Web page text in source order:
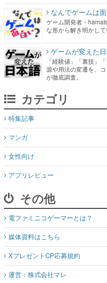
なんでゲームは
ゲーム開発者・
な形から解き明かし
ゲームが変えた
「経験値」「裏技」
源や用法の変遷を、
が徹底調査。
カテゴリ
特集記事
マンガ
女性向け
アプリレビュー
その他
電ファミニコゲーマーとは？
媒体資料はこちら
XプレゼントCP応募規約
運営：株式会社マレ